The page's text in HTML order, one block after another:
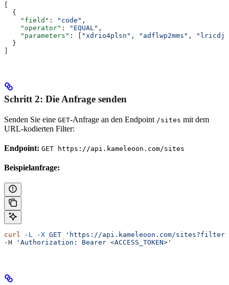
[
  {
    "field"
: "code" ,
    "operator"
: "EQUAL" ,
    "parameters"
: [ "xdrio4plsn" , "adflwp2mms" ,
  }
]
Schritt 2: Die Anfrage senden
Senden Sie eine GET-Anfrage an den Endpoint /sites mit dem
URL-kodierten Filter:
Endpoint: GET https://api.kameleoon.com/sites
Beispielanfrage:
curl -L -X GET 'https://api.kameleoon.com/
-H
'Authorization: Bearer <ACCESS_TOKEN>'